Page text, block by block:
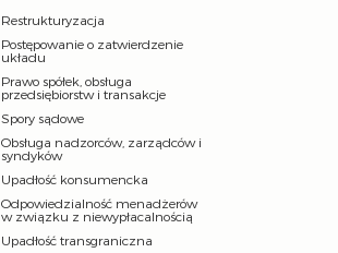
Restrukturyzacja
Postępowanie o zatwierdzenie
układu
Prawo spółek, obsługa
przedsiębiorstw i transakcje
Spory sądowe
Obsługa nadzorców, zarządców i
syndyków
Upadłość konsumencka
Odpowiedzialność menadżerów
w związku z niewypłacalnością
Upadłość transgraniczna